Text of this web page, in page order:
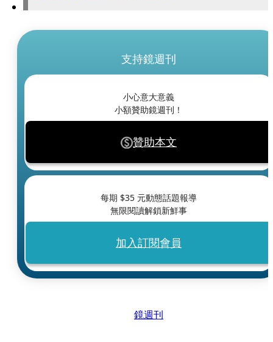
支持鏡週刊
小心意大意義
小額贊助鏡週刊！
贊助本文
每期 $35 元動態話題報導
無限閱讀解鎖新鮮事
加入訂閱會員
鏡週刊